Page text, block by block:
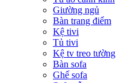
Giường ngủ
Bàn trang điểm
Kệ tivi
Tủ tivi
Kệ tv treo tường
Bàn sofa
Ghế sofa